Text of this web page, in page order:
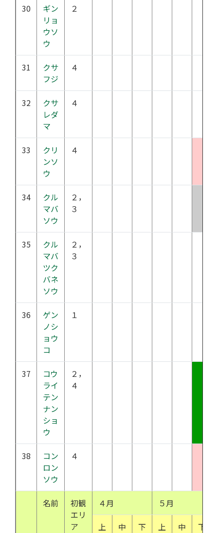
30
ギン
リョ
ウソ
ウ
２
31
クサ
フジ
４
32
クサ
レダ
マ
４
33
クリ
ンソ
ウ
４
34
クル
マバ
ソウ
２，
３
35
クル
マバ
ツク
バネ
ソウ
２，
３
36
ゲン
ノシ
ョウ
コ
１
37
コウ
ライ
テン
ナン
ショ
ウ
２，
４
38
コン
ロン
ソウ
４
名前
初観
エリ
ア
４月 ５月
上 中 下 上 中 下